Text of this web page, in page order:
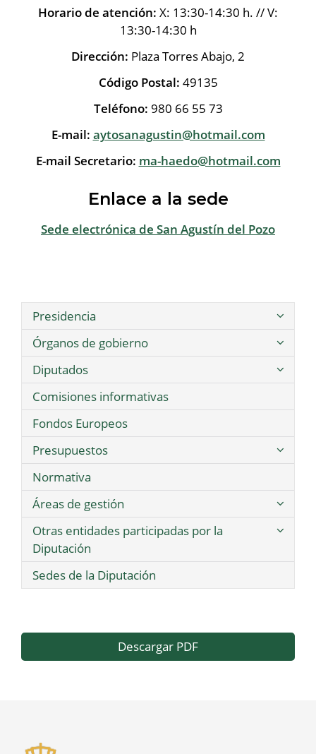
Horario de atención: X: 13:30-14:30 h. // V:
13:30-14:30 h
Dirección: Plaza Torres Abajo, 2
Código Postal: 49135
Teléfono: 980 66 55 73
E-mail: aytosanagustin@hotmail.com
E-mail Secretario: ma-haedo@hotmail.com
Enlace a la sede
Sede electrónica de San Agustín del Pozo
Presidencia
Órganos de gobierno
Diputados
Comisiones informativas
Fondos Europeos
Presupuestos
Normativa
Áreas de gestión
Otras entidades participadas por la
Diputación
Sedes de la Diputación
Descargar PDF